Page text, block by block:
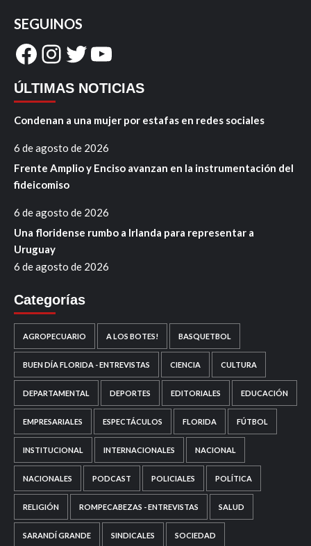
SEGUINOS
Facebook
Instagram
Twitter
YouTube
ÚLTIMAS NOTICIAS
Condenan a una mujer por estafas en redes sociales
6 de agosto de 2026
Frente Amplio y Enciso avanzan en la instrumentación del
fideicomiso
6 de agosto de 2026
Una floridense rumbo a Irlanda para representar a
Uruguay
6 de agosto de 2026
Categorías
AGROPECUARIO A LOS BOTES! BASQUETBOL
BUEN DÍA FLORIDA - ENTREVISTAS CIENCIA CULTURA
DEPARTAMENTAL DEPORTES EDITORIALES EDUCACIÓN
EMPRESARIALES ESPECTÁCULOS FLORIDA FÚTBOL
INSTITUCIONAL INTERNACIONALES NACIONAL
NACIONALES PODCAST POLICIALES POLÍTICA
RELIGIÓN ROMPECABEZAS - ENTREVISTAS SALUD
SARANDÍ GRANDE SINDICALES SOCIEDAD